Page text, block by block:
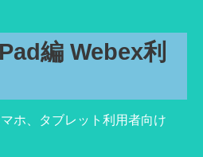
編 Webex利
ホ、タブレット利用者向け